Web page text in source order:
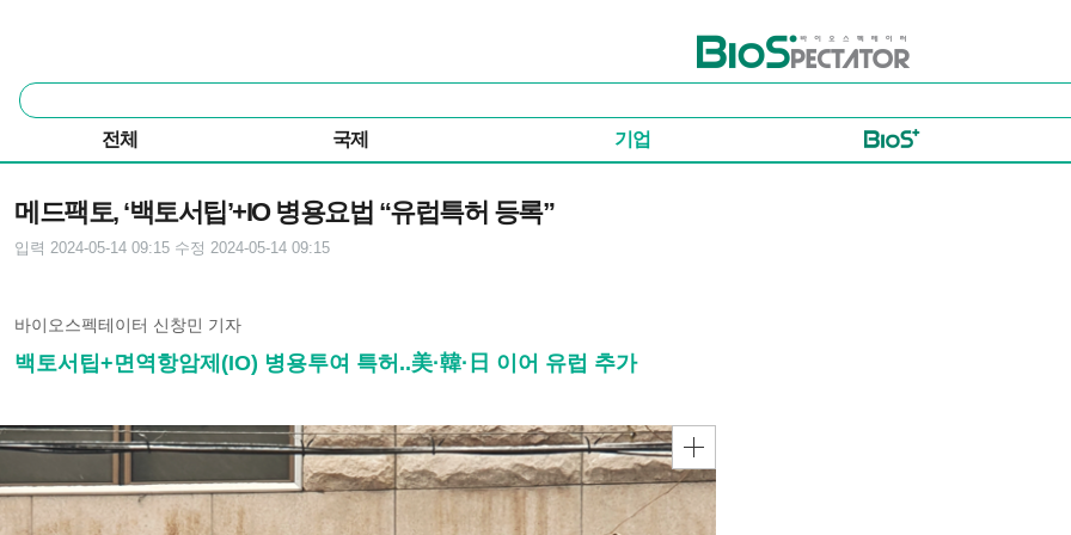
바이오스펙테이터
통
합
색
전체 국제 기업
메드팩토, ‘백토서팁’+IO 병용요법 “유럽특허 등록”
입력 2024-05-14 09:15 수정 2024-05-14 09:15
바이오스펙테이터 신창민 기자
백토서팁+면역항암제(IO) 병용투여 특허..美·韓·日 이어 유럽 추가